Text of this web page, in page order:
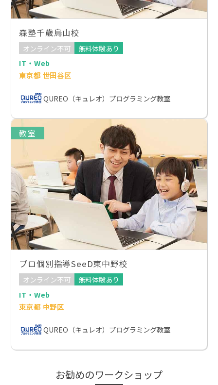
森塾千歳烏山校
オンライン不可
無料体験あり
IT・Web
東京都 世田谷区
QUREO（キュレオ）プログラミング教室
教室
プロ個別指導SeeD東中野校
オンライン不可
無料体験あり
IT・Web
東京都 中野区
QUREO（キュレオ）プログラミング教室
お勧めのワークショップ